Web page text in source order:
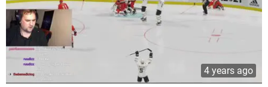
4 years ago